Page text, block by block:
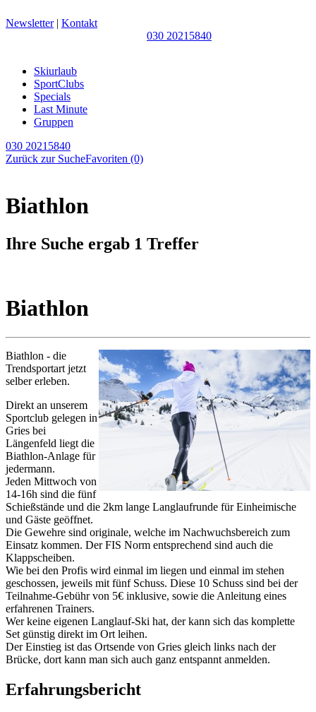
Newsletter| Kontakt
030 20215840
Skiurlaub
SportClubs
Specials
Last Minute
Gruppen
030 20215840
Zurück zur SucheFavoriten (0)
Biathlon
Ihre Suche ergab 1 Treffer
Biathlon
Biathlon - die
Trendsportart jetzt
selber erleben.
Direkt an unserem
Sportclub gelegen in
Gries bei
Längenfeld liegt die
Biathlon-Anlage für
jedermann.
Jeden Mittwoch von
14-16h sind die fünf
Schießstände und die 2km lange Langlaufrunde für Einheimische
und Gäste geöffnet.
Die Gewehre sind originale, welche im Nachwuchsbereich zum
Einsatz kommen. Der FIS Norm entsprechend sind auch die
Klappscheiben.
Wie bei den Profis wird einmal im liegen und einmal im stehen
geschossen, jeweils mit fünf Schuss. Diese 10 Schuss sind bei der
Teilnahme-Gebühr von 5€ inklusive, sowie die Anleitung eines
erfahrenen Trainers.
Wer keine eigenen Langlauf-Ski hat, der kann sich das komplette
Set günstig direkt im Ort leihen.
Der Einstieg ist das Ortsende von Gries gleich links nach der
Brücke, dort kann man sich auch ganz entspannt anmelden.
Erfahrungsbericht